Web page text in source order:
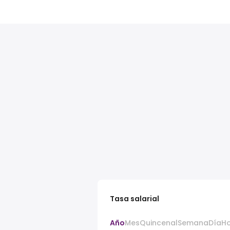
Tasa salarial
AñoMesQuincenalSemanaDía